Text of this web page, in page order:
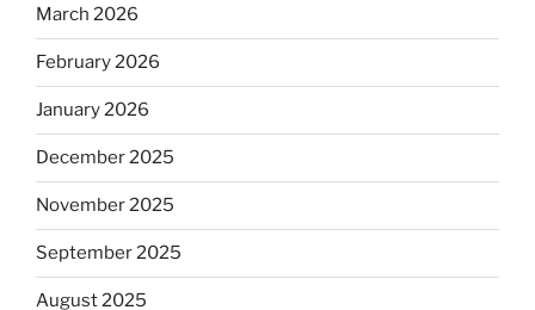
March 2026
February 2026
January 2026
December 2025
November 2025
September 2025
August 2025